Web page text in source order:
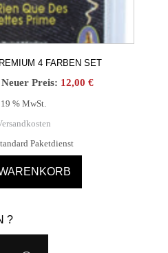
4 FARBEN SET
Ursprünglicher
14,00 €
Neuer Preis: 12,00 €Aktueller
% MwSt.
Paketdienst
?